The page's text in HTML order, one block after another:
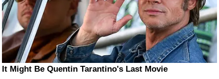
It Might Be Quentin Tarantino's Last Movie